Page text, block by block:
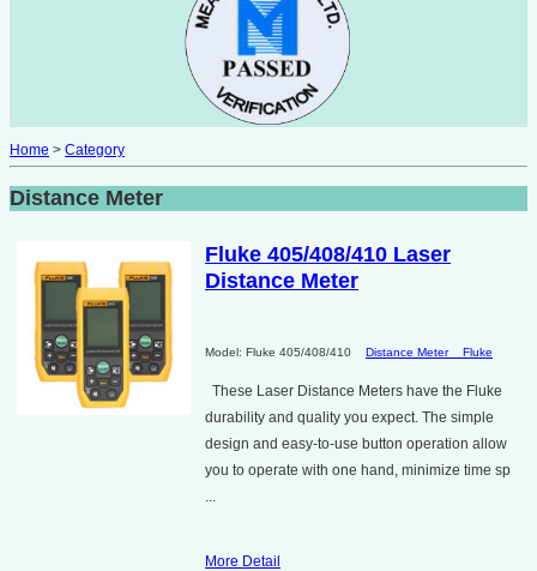
Home > Category
Distance Meter
Fluke 405/408/410 Laser
Distance Meter
Model: Fluke 405/408/410 Distance Meter Fluke
These Laser Distance Meters have the Fluke
durability and quality you expect. The simple
design and easy-to-use button operation allow
you to operate with one hand, minimize time sp
...
More Detail